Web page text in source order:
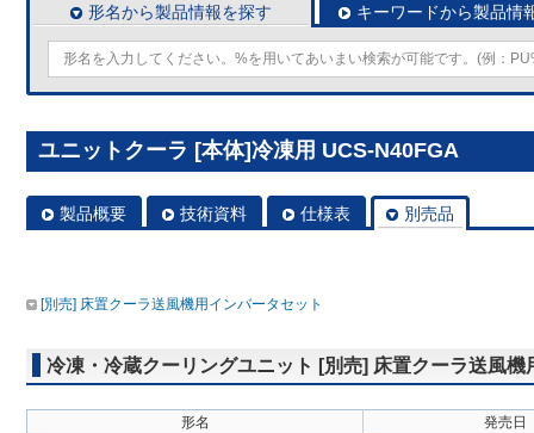
形名から製品情報を探す キーワードから製品情
ユニットクーラ [本体]冷凍用 UCS-N40FGA
製品概要 技術資料 仕様表 別売品
[別売] 床置クーラ送風機用インバータセット
冷凍・冷蔵クーリングユニット [別売] 床置クーラ送風機
形名
発売日